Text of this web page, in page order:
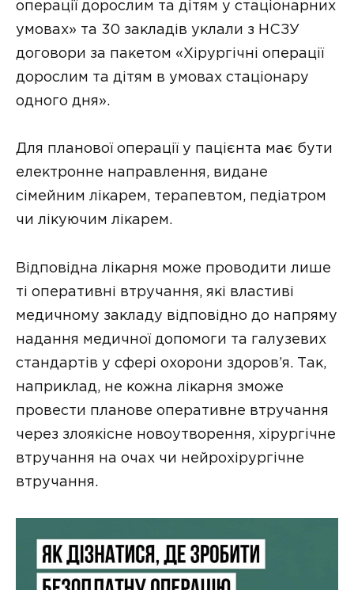
операції дорослим та дітям у стаціонарних
умовах» та 30 закладів уклали з НСЗУ
договори за пакетом «Хірургічні операції
дорослим та дітям в умовах стаціонару
одного дня».
Для планової операції у пацієнта має бути
електронне направлення, видане
сімейним лікарем, терапевтом, педіатром
чи лікуючим лікарем.
Відповідна лікарня може проводити лише
ті оперативні втручання, які властиві
медичному закладу відповідно до напряму
надання медичної допомоги та галузевих
стандартів у сфері охорони здоров’я. Так,
наприклад, не кожна лікарня зможе
провести планове оперативне втручання
через злоякісне новоутворення, хірургічне
втручання на очах чи нейрохірургічне
втручання.